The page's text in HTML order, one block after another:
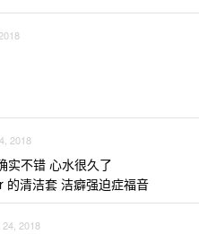
2018
实不错 心水很久了
的清洁套 洁癖强迫症福音
24, 2018